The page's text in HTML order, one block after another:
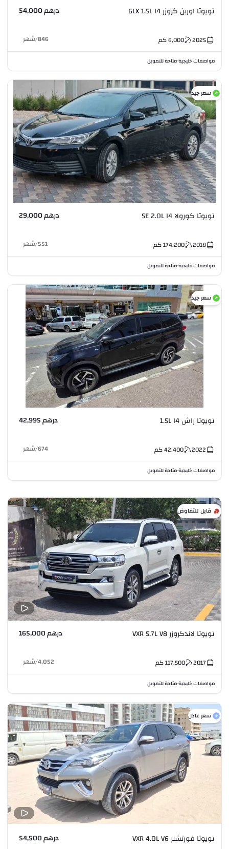
تويوتا اوربن كروزر GLX 1.5L I4 درهم 54,000
2025
6,000كم 846
/شهر
مواصفات خليجية•متاحة للتمويل
سعر جيد
تويوتا كورولا SE 2.0L I4 درهم 29,000
2018
174,200كم 551
/شهر
مواصفات خليجية•متاحة للتمويل
سعر جيد
تويوتا راش 1.5L I4 درهم 42,995
2022
42,400كم 674
/شهر
مواصفات خليجية•متاحة للتمويل
قابل للتفاوض
تويوتا لاندكروزر VXR 5.7L V8 درهم 165,000
2017
117,500كم 4,052
/شهر
مواصفات خليجية•متاحة للتمويل
سعر عادل
تويوتا فورتشنر VXR 4.0L V6 درهم 54,500